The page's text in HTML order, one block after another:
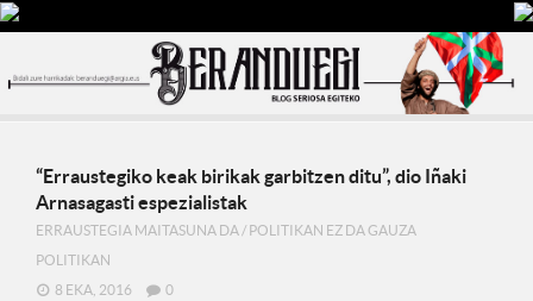
“Erraustegiko keak birikak garbitzen ditu”, dio Iñaki
Arnasagasti espezialistak
ERRAUSTEGIA MAITASUNA DA / POLITIKAN EZ DA GAUZA
POLITIKAN
8 EKA, 2016
0